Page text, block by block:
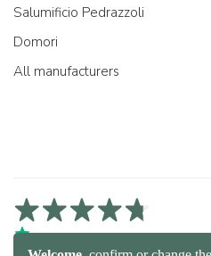
Salumificio Pedrazzoli
Domori
All manufacturers
4,7/5 on Trustpilot